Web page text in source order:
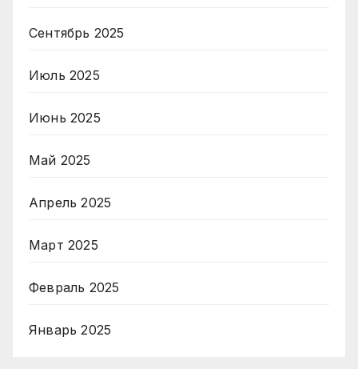
Сентябрь 2025
Июль 2025
Июнь 2025
Май 2025
Апрель 2025
Март 2025
Февраль 2025
Январь 2025